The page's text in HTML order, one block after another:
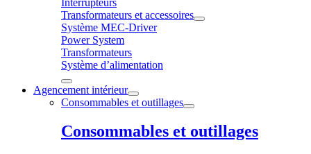
Transformateurs et accessoires
Système MEC-Driver
Power System
Transformateurs
Système d’alimentation
Agencement intérieur
Consommables et outillages
Consommables et outillages